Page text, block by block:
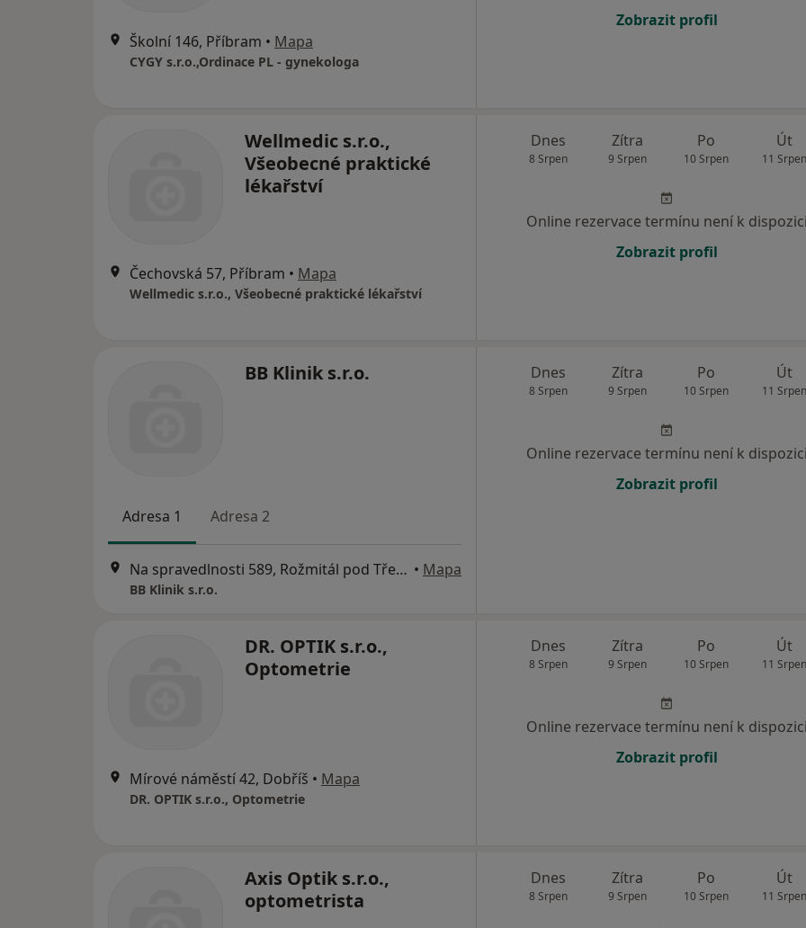
Školní 146, Příbram • Mapa
CYGY s.r.o.,Ordinace PL - gynekologa
Zobrazit profil
Wellmedic s.r.o.,
Všeobecné praktické
lékařství
Čechovská 57, Příbram • Mapa
Wellmedic s.r.o., Všeobecné praktické lékařství
Dnes
8 Srpen
Zítra
9 Srpen
Po
10 Srpen
Út
11 Srpen
Online rezervace termínu není k dispozici
Zobrazit profil
BB Klinik s.r.o.
Adresa 1 Adresa 2
Na spravedlnosti 589, Rožmitál pod Třemšínem • Mapa
BB Klinik s.r.o.
Dnes
8 Srpen
Zítra
9 Srpen
Po
10 Srpen
Út
11 Srpen
Online rezervace termínu není k dispozici
Zobrazit profil
DR. OPTIK s.r.o.,
Optometrie
Mírové náměstí 42, Dobříš • Mapa
DR. OPTIK s.r.o., Optometrie
Dnes
8 Srpen
Zítra
9 Srpen
Po
10 Srpen
Út
11 Srpen
Online rezervace termínu není k dispozici
Zobrazit profil
Axis Optik s.r.o.,
optometrista
Dnes
8 Srpen
Zítra
9 Srpen
Po
10 Srpen
Út
11 Srpen